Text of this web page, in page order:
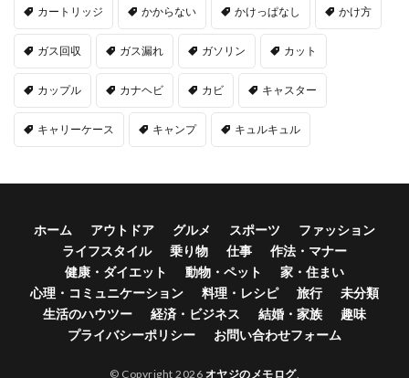
カートリッジ かからない かけっぱなし かけ方
ガス回収 ガス漏れ ガソリン カット
カップル カナヘビ カビ キャスター
キャリーケース キャンプ キュルキュル
ホーム アウトドア グルメ スポーツ
ファッション
ライフスタイル
乗り物 仕事
作法・マナー
健康・ダイエット
動物・ペット
家・住まい
心理・コミュニケーション
料理・レシピ 旅行
未分類
生活のハウツー
経済・ビジネス 結婚・家族
趣味
プライバシーポリシー
お問い合わせフォーム
© Copyright 2026 オヤジのメモログ.